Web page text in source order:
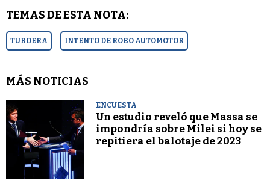
TEMAS DE ESTA NOTA:
TURDERA INTENTO DE ROBO AUTOMOTOR
MÁS NOTICIAS
ENCUESTA
Un estudio reveló que Massa se
impondría sobre Milei si hoy se
repitiera el balotaje de 2023